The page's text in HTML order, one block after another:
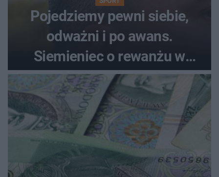
Pojedziemy pewni siebie,
odważni i po awans.
Siemieniec o rewanżu w
Szkocji